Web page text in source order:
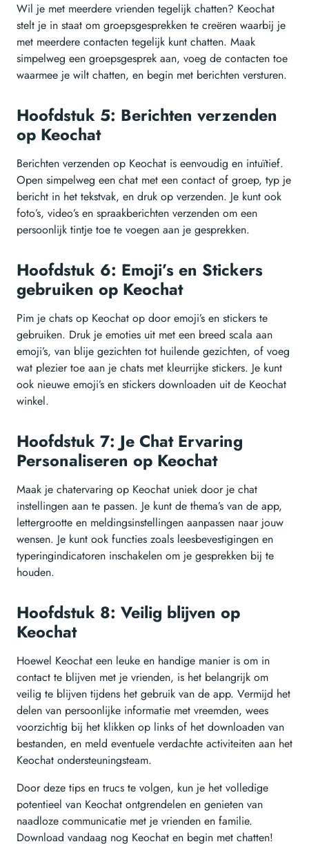
Wil je met meerdere vrienden tegelijk chatten? Keochat
stelt je in staat om groepsgesprekken te creëren waarbij je
met meerdere contacten tegelijk kunt chatten. Maak
simpelweg een groepsgesprek aan, voeg de contacten toe
waarmee je wilt chatten, en begin met berichten versturen.
Hoofdstuk 5: Berichten verzenden
op Keochat
Berichten verzenden op Keochat is eenvoudig en intuïtief.
Open simpelweg een chat met een contact of groep, typ je
bericht in het tekstvak, en druk op verzenden. Je kunt ook
foto’s, video’s en spraakberichten verzenden om een
persoonlijk tintje toe te voegen aan je gesprekken.
Hoofdstuk 6: Emoji’s en Stickers
gebruiken op Keochat
Pim je chats op Keochat op door emoji’s en stickers te
gebruiken. Druk je emoties uit met een breed scala aan
emoji’s, van blije gezichten tot huilende gezichten, of voeg
wat plezier toe aan je chats met kleurrijke stickers. Je kunt
ook nieuwe emoji’s en stickers downloaden uit de Keochat
winkel.
Hoofdstuk 7: Je Chat Ervaring
Personaliseren op Keochat
Maak je chatervaring op Keochat uniek door je chat
instellingen aan te passen. Je kunt de thema’s van de app,
lettergrootte en meldingsinstellingen aanpassen naar jouw
wensen. Je kunt ook functies zoals leesbevestigingen en
typeringindicatoren inschakelen om je gesprekken bij te
houden.
Hoofdstuk 8: Veilig blijven op
Keochat
Hoewel Keochat een leuke en handige manier is om in
contact te blijven met je vrienden, is het belangrijk om
veilig te blijven tijdens het gebruik van de app. Vermijd het
delen van persoonlijke informatie met vreemden, wees
voorzichtig bij het klikken op links of het downloaden van
bestanden, en meld eventuele verdachte activiteiten aan het
Keochat ondersteuningsteam.
Door deze tips en trucs te volgen, kun je het volledige
potentieel van Keochat ontgrendelen en genieten van
naadloze communicatie met je vrienden en familie.
Download vandaag nog Keochat en begin met chatten!